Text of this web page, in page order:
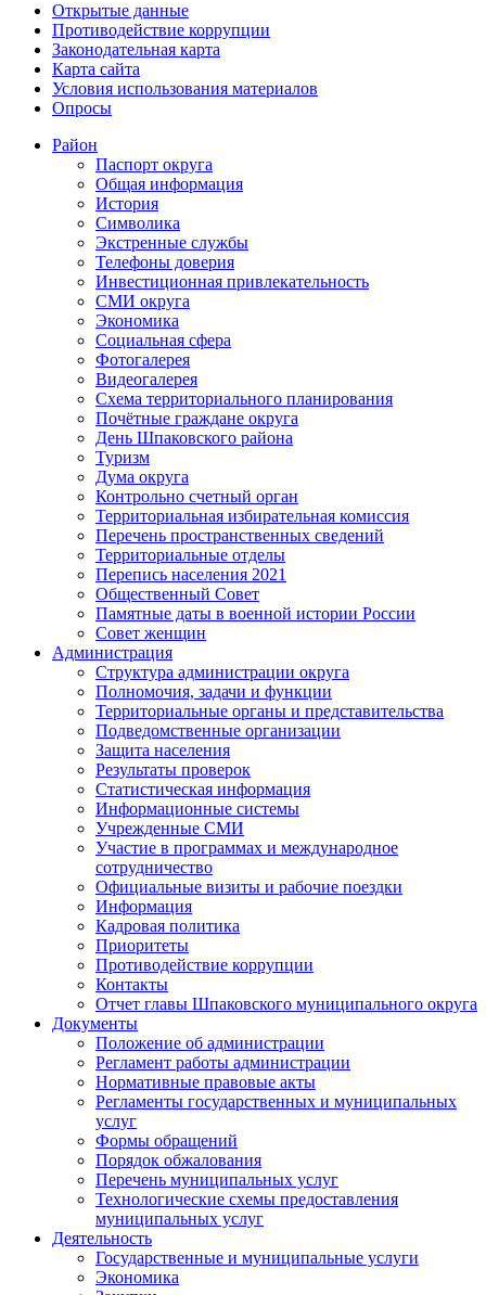
Открытые данные
Противодействие коррупции
Законодательная карта
Карта сайта
Условия использования материалов
Опросы
Район
Паспорт округа
Общая информация
История
Символика
Экстренные службы
Телефоны доверия
Инвестиционная привлекательность
СМИ округа
Экономика
Социальная сфера
Фотогалерея
Видеогалерея
Схема территориального планирования
Почётные граждане округа
День Шпаковского района
Туризм
Дума округа
Контрольно счетный орган
Территориальная избирательная комиссия
Перечень пространственных сведений
Территориальные отделы
Перепись населения 2021
Общественный Совет
Памятные даты в военной истории России
Совет женщин
Администрация
Структура администрации округа
Полномочия, задачи и функции
Территориальные органы и представительства
Подведомственные организации
Защита населения
Результаты проверок
Статистическая информация
Информационные системы
Учрежденные СМИ
Участие в программах и международное
сотрудничество
Официальные визиты и рабочие поездки
Информация
Кадровая политика
Приоритеты
Противодействие коррупции
Контакты
Отчет главы Шпаковского муниципального округа
Документы
Положение об администрации
Регламент работы администрации
Нормативные правовые акты
Регламенты государственных и муниципальных
услуг
Формы обращений
Порядок обжалования
Перечень муниципальных услуг
Технологические схемы предоставления
муниципальных услуг
Деятельность
Государственные и муниципальные услуги
Экономика